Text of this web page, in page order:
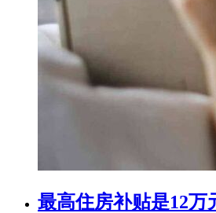
最高住房补贴是12万